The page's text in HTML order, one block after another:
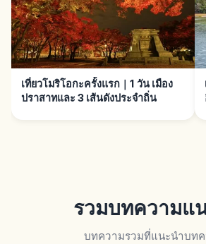
เที่ยวโมริโอกะครั้งแรก｜1 วัน เมือง
ปราสาทและ 3 เส้นดังประจำถิ่น
รวมบทความแ
บทความรวมที่แนะนำบท